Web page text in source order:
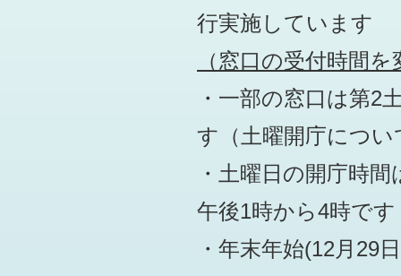
行実施しています
（窓口の受付時間
・一部の窓口は第2
す （土曜開庁につ
・土曜日の開庁時
午後1時から4時です
・年末年始(12月29